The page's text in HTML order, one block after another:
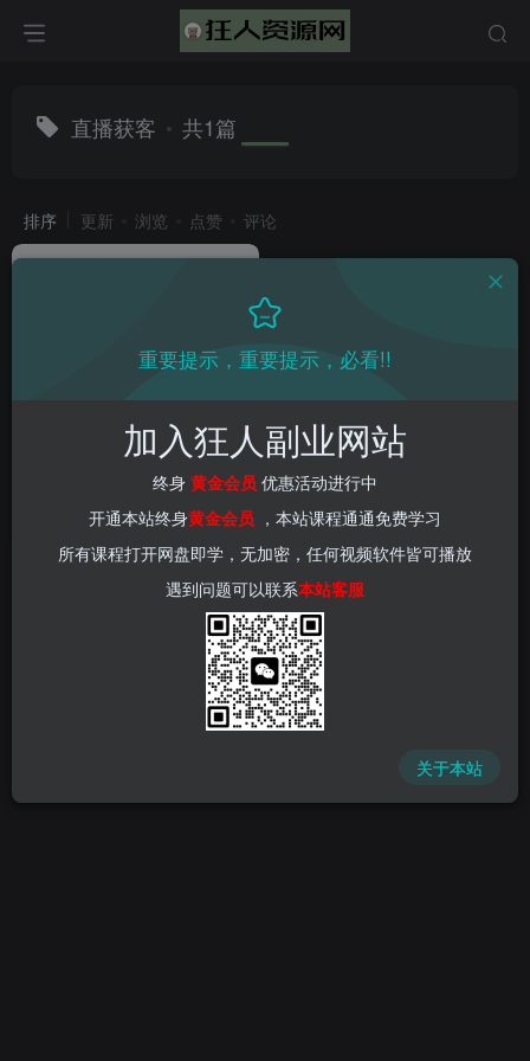
直播获客 共1篇
排序 更新 浏览 点赞 评论
（8192期）2023年最新：实
体老板流量特训营，实体店短
视频直播获客，轻松引流
创业项目 网赚项目 新媒体项目
2年前 3
重要提示，重要提示，必看!!
加入狂人副业网站
终身 黄金会员 优惠活动进行中
开通本站终身黄金会员 ，本站课程通通免费学习
所有课程打开网盘即学，无加密，任何视频软件皆可播放
遇到问题可以联系本站客服
关于本站